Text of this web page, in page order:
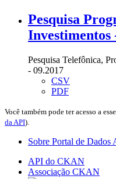
Pesquisa
Investimentos
Pesquisa Telefônica,
- 09.2017
CSV
PDF
Você também pode ter acesso a
da API).
Sobre Portal de Dados
API do CKAN
Associação CKAN